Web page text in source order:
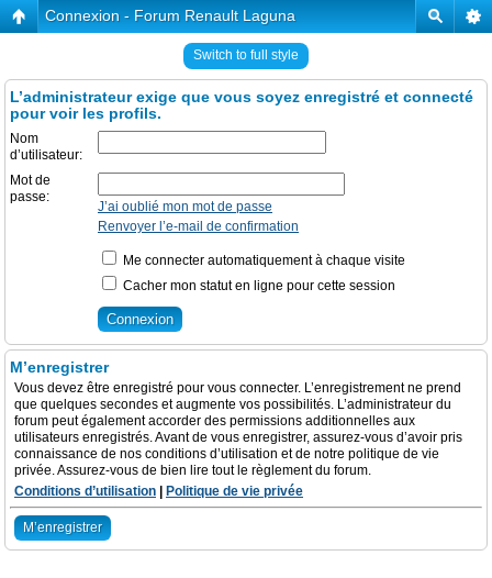
Connexion - Forum Renault Laguna
Switch to full style
L’administrateur exige que vous soyez enregistré et connecté
pour voir les profils.
Nom
d’utilisateur:
Mot de
passe:
J’ai oublié mon mot de passe
Renvoyer l’e-mail de confirmation
Me connecter automatiquement à chaque visite
Cacher mon statut en ligne pour cette session
M’enregistrer
Vous devez être enregistré pour vous connecter. L’enregistrement ne prend
que quelques secondes et augmente vos possibilités. L’administrateur du
forum peut également accorder des permissions additionnelles aux
utilisateurs enregistrés. Avant de vous enregistrer, assurez-vous d’avoir pris
connaissance de nos conditions d’utilisation et de notre politique de vie
privée. Assurez-vous de bien lire tout le règlement du forum.
Conditions d’utilisation
Politique de vie privée
M’enregistrer